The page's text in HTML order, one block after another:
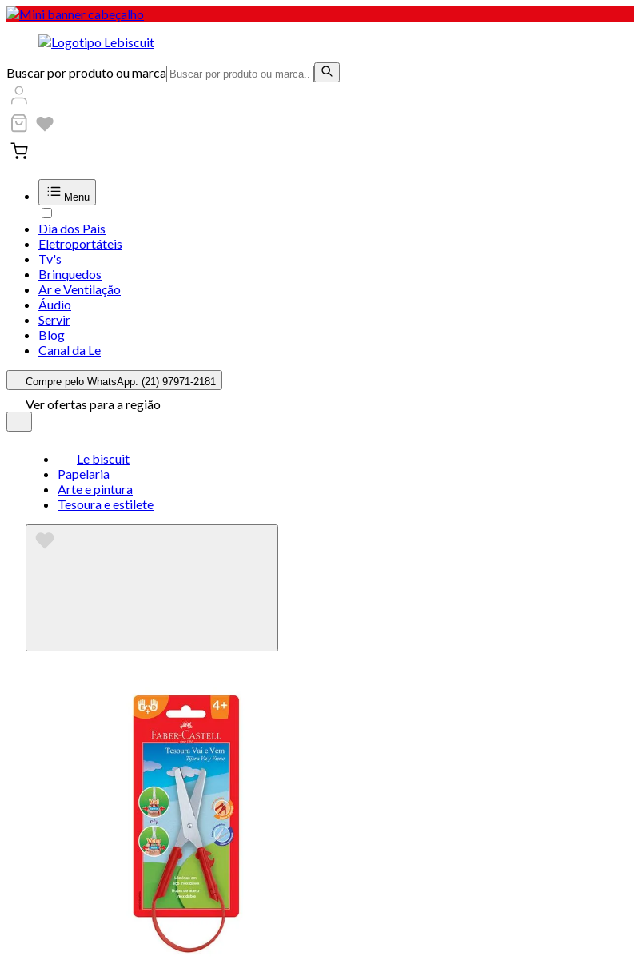
Buscar por produto ou marca
Menu
Dia dos Pais
Eletroportáteis
Tv's
Brinquedos
Ar e Ventilação
Áudio
Servir
Blog
Canal da Le
Compre pelo WhatsApp: (21) 97971-2181
Ver ofertas para a região
Le biscuit
Papelaria
Arte e pintura
Tesoura e estilete